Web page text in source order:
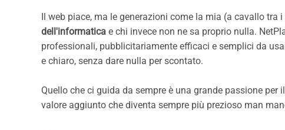
Il web piace, ma le generazioni come la mia (a cavallo
dell'informatica e chi invece non ne sa proprio nulla.
professionali, pubblicitariamente efficaci e semplici da
e chiaro, senza dare nulla per scontato.
Quello che ci guida da sempre è una grande passione
valore aggiunto che diventa sempre più prezioso man